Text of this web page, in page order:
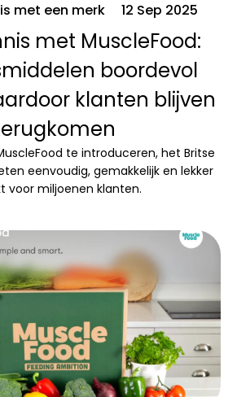
voor
Galerij
met een merk 12 Sep 2025
met MuscleFood:
boordevol
klanten blijven
te introduceren, het Britse
eenvoudig, gemakkelijk en lekker
voor miljoenen klanten.